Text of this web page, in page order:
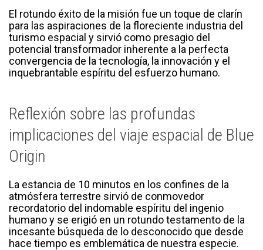
El rotundo éxito de la misión fue un toque de clarín
para las aspiraciones de la floreciente industria del
turismo espacial y sirvió como presagio del
potencial transformador inherente a la perfecta
convergencia de la tecnología, la innovación y el
inquebrantable espíritu del esfuerzo humano.
Reflexión sobre las profundas
implicaciones del viaje espacial de Blue
Origin
La estancia de 10 minutos en los confines de la
atmósfera terrestre sirvió de conmovedor
recordatorio del indomable espíritu del ingenio
humano y se erigió en un rotundo testamento de la
incesante búsqueda de lo desconocido que desde
hace tiempo es emblemática de nuestra especie.